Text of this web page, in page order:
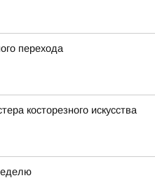
перехода
косторезного искусства